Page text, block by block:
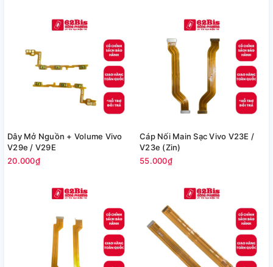
Dây Mở Nguồn + Volume Vivo
V29e / V29E
20.000₫
Cáp Nối Main Sạc Vivo V23E /
V23e (Zin)
55.000₫